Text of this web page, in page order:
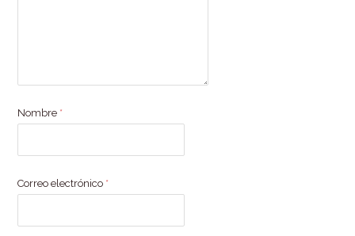
Nombre *
Correo electrónico *